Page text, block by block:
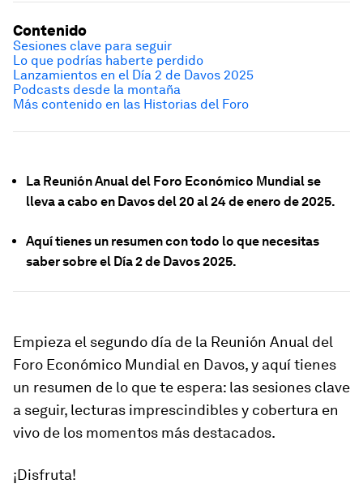
La Reunión Anual del Foro Económico Mundial se
lleva a cabo en Davos del 20 al 24 de enero de 2025.
Aquí tienes un resumen con todo lo que necesitas
saber sobre el Día 2 de Davos 2025.
Empieza el segundo día de la Reunión Anual del
Foro Económico Mundial en Davos, y aquí tienes
un resumen de lo que te espera: las sesiones clave
a seguir, lecturas imprescindibles y cobertura en
vivo de los momentos más destacados.
¡Disfruta!
Contenido
Sesiones clave para seguir
Lo que podrías haberte perdido
Lanzamientos en el Día 2 de Davos 2025
Podcasts desde la montaña
Más contenido en las Historias del Foro